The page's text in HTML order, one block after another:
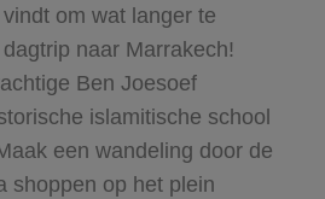
om wat langer te
naar Marrakech!
Ben Joesoef
islamitische school
een wandeling door de
shoppen op het plein